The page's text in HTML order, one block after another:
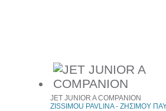
JET JUNIOR A COMPANION
ZISSIMOU PAVLINA - ΖΗΣΙΜΟΥ